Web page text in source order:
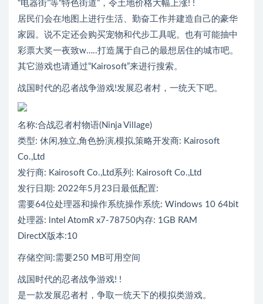
“电器街”等“特色街道”，令土地价格大幅上涨! !
居民们会在地图上进行生活、勤奋工作并建造自己的豪华
家园。说不定还会购买宠物和代步工具呢。也有可能抽中
彩票大奖一夜致w…..打造属于自己的最想居住的城市吧。
其它游戏也请通过“Kairosoft”来进行搜索。
战国时代的忍者战争游戏!发展忍者村，一统天下吧。
名称:合战忍者村物语(Ninja Village)
类型: 休闲,独立,角色扮演,模拟,策略开发商: Kairosoft
Co.,Ltd
发行商: Kairosoft Co.,Ltd系列: Kairosoft Co.,Ltd
发行日期: 2022年5月23日最低配置:
需要64位处理器和操作系统操作系统: Windows 10 64bit
处理器: lntel AtomR x7-78750内存: 1GB RAM
DirectX版本:10
存储空间:需要250 MB可用空间
战国时代的忍者战争游戏! !
是一款发展忍者村，争取一统天下的模拟类游戏。